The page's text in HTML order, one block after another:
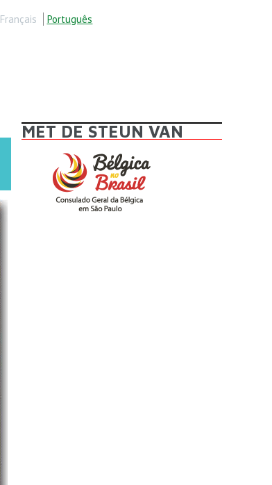
Français Português
MET DE STEUN VAN